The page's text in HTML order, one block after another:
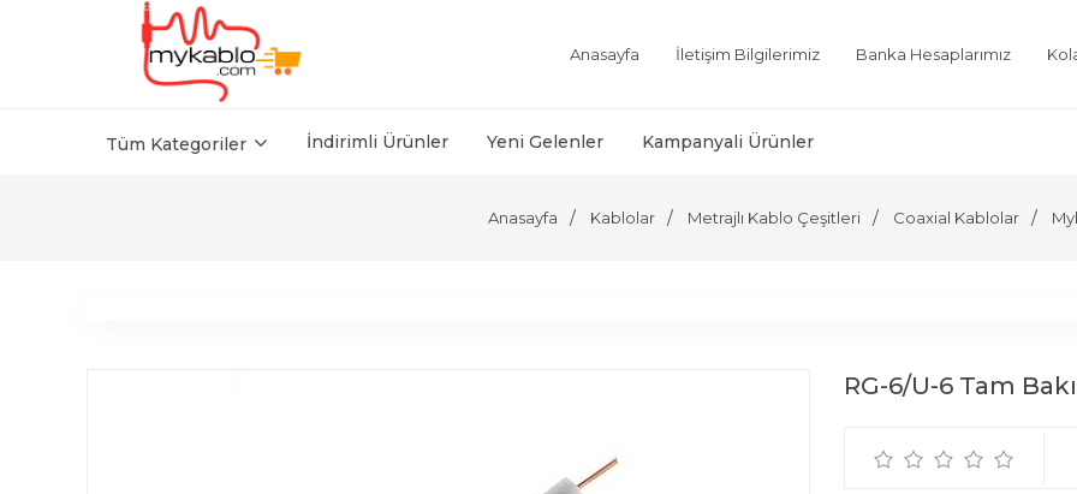
Anasayfa İletişim Bilgilerimiz Banka Hesaplarımız
Tüm Kategoriler İndirimli Ürünler Yeni Gelenler Kampanyali Ürünler
Anasayfa Kablolar Metrajlı Kablo Çeşitleri Coaxial Kablolar
RG-6/U-6 Tam